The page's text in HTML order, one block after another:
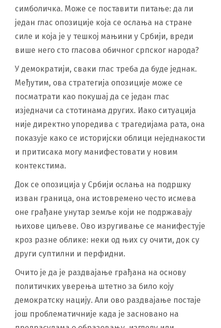
симболичка. Може се поставити питање: да ли
један глас опозиције која се ослања на стране
силе и која је у тешкој мањини у Србији, вреди
више него сто гласова обичног српског народа?
У демократији, сваки глас треба да буде једнак.
Међутим, ова стратегија опозиције може се
посматрати као покушај да се један глас
изједначи са стотинама других. Иако ситуација
није директно упоредива с трагедијама рата, она
показује како се историјски облици неједнакости
и притисака могу манифестовати у новим
контекстима.
Док се опозиција у Србији ослања на подршку
изван граница, она истовремено често исмева
оне грађане унутар земље који не подржавају
њихове циљеве. Ово изругивање се манифестује
кроз разне облике: неки од њих су очити, док су
други суптилни и перфидни.
Очито је да је раздвајање грађана на основу
политичких уверења штетно за било коју
демократску нацију. Али ово раздвајање постаје
још проблематичније када је засновано на